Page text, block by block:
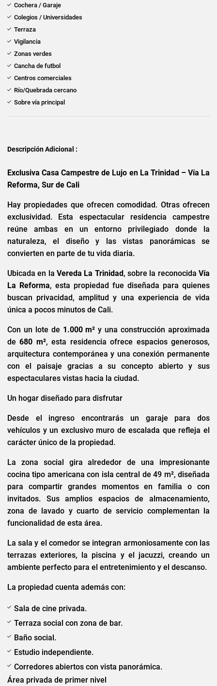
Cochera / Garaje
Colegios / Universidades
Terraza
Vigilancia
Zonas verdes
Cancha de futbol
Centros comerciales
Río/Quebrada cercano
Sobre vía principal
Descripción Adicional :
Exclusiva Casa Campestre de Lujo en La Trinidad – Vía La
Reforma, Sur de Cali
Hay propiedades que ofrecen comodidad. Otras ofrecen
exclusividad. Esta espectacular residencia campestre
reúne ambas en un entorno privilegiado donde la
naturaleza, el diseño y las vistas panorámicas se
convierten en parte de tu vida diaria.
Ubicada en la Vereda La Trinidad, sobre la reconocidaVía
La Reforma, esta propiedad fue diseñada para quienes
buscan privacidad, amplitud y una experiencia de vida
única a pocos minutos de Cali.
Con un lote de 1.000 m² y una construcción aproximada
de680 m², esta residencia ofrece espacios generosos,
arquitectura contemporánea y una conexión permanente
con el paisaje gracias a su concepto abierto y sus
espectaculares vistas hacia la ciudad.
Un hogar diseñado para disfrutar
Desde el ingreso encontrarás un garaje para dos
vehículos y un exclusivo muro de escalada que refleja el
carácter único de la propiedad.
La zona social gira alrededor de una impresionante
cocina tipo americana con isla central de 49 m², diseñada
para compartir grandes momentos en familia o con
invitados. Sus amplios espacios de almacenamiento,
zona de lavado y cuarto de servicio complementan la
funcionalidad de esta área.
La sala y el comedor se integran armoniosamente con las
terrazas exteriores, la piscina y el jacuzzi, creando un
ambiente perfecto para el entretenimiento y el descanso.
La propiedad cuenta además con:
Sala de cine privada.
Terraza social con zona de bar.
Baño social.
Estudio independiente.
Corredores abiertos con vista panorámica.
Área privada de primer nivel